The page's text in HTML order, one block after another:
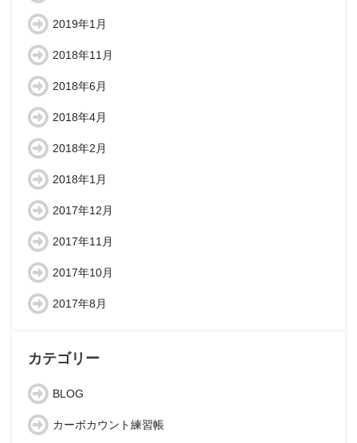
2019年1月
2018年11月
2018年6月
2018年4月
2018年2月
2018年1月
2017年12月
2017年11月
2017年10月
2017年8月
カテゴリー
BLOG
カーボカウント練習帳